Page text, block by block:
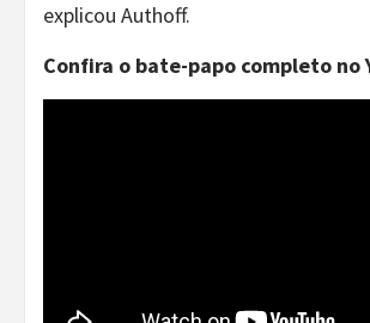
explicou Authoff.
Confira o bate-papo completo no